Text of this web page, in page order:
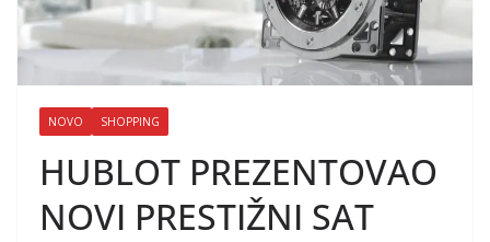
NOVO SHOPPING
HUBLOT PREZENTOVAO
NOVI PRESTIŽNI SAT